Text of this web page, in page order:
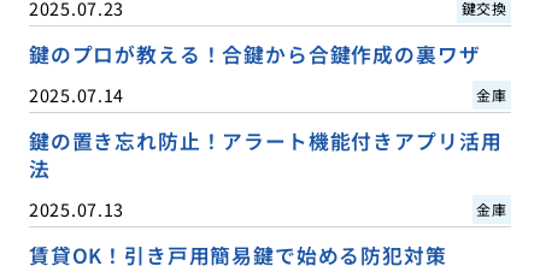
2025.07.23 鍵交換
鍵のプロが教える！合鍵から合鍵作成の裏ワザ
2025.07.14 金庫
鍵の置き忘れ防止！アラート機能付きアプリ活用
法
2025.07.13 金庫
賃貸OK！引き戸用簡易鍵で始める防犯対策